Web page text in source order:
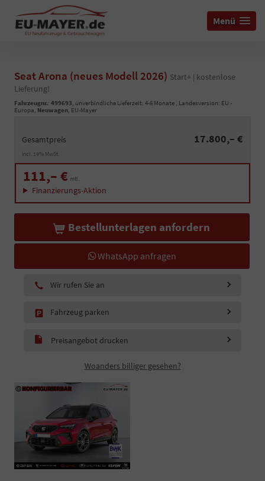
Menü
Seat Arona (neues Modell 2026) Start+ | kostenlose
Lieferung!
Fahrzeugnr.: 499693, unverbindliche Lieferzeit: 4-6 Monate , Landesversion: EU -
Europa, Neuwagen, EU-Mayer
Gesamtpreis 17.800,– €
incl. 19% MwSt.
111,– € mtl.
Finanzierungs-Aktion
WhatsApp anfragen
Bestellunterlagen anfordern
Wir rufen Sie an
Fahrzeug parken
Preisangebot drucken
Woanders billiger gesehen?